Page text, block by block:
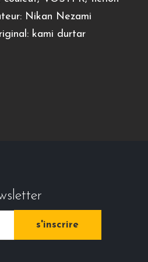
Nikan Nezami
kami durtar